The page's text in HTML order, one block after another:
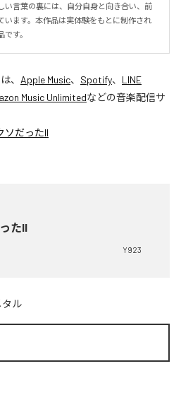
い言葉の裏には、自分自身と向き合い、前
います。本作品は実体験をもとに制作され
す。
は、 Apple Music、 Spotify、 LINE
Music Unlimitedなどの音楽配信サ
ソだったII
たII
Y923
タル